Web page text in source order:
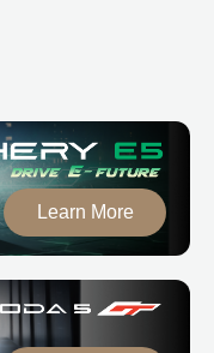
Learn More